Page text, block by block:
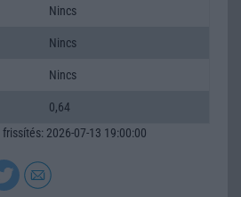
Nincs
Nincs
Nincs
0,64
2026-07-13 19:00:00